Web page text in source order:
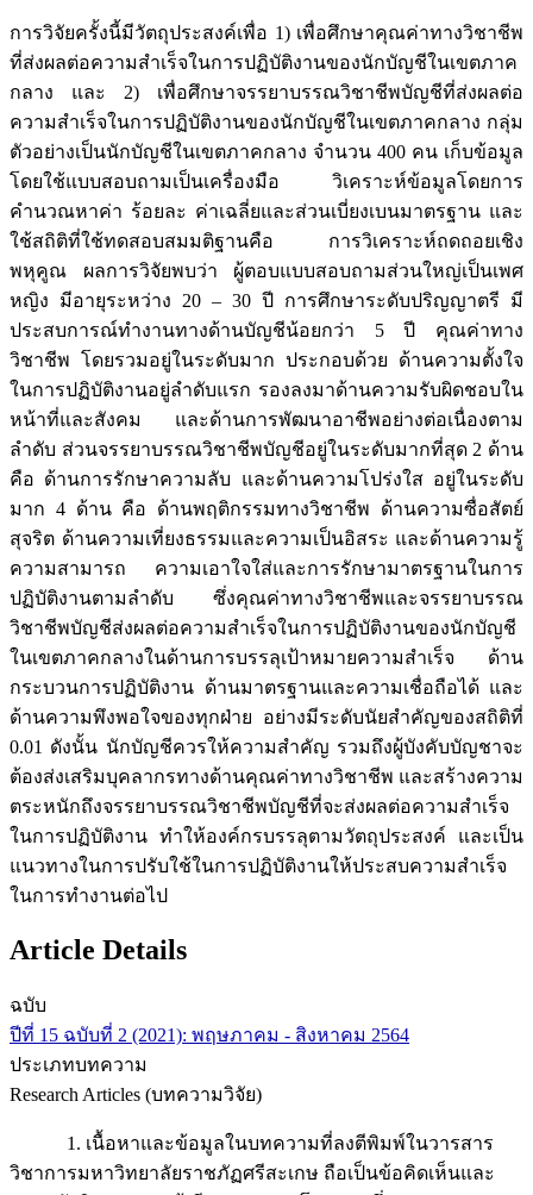
การวิจัยครั้งนี้มีวัตถุประสงค์เพื่อ 1) เพื่อศึกษาคุณค่าทางวิชาชีพ
ที่ส่งผลต่อความสำเร็จในการปฏิบัติงานของนักบัญชีในเขตภาค
กลาง และ 2) เพื่อศึกษาจรรยาบรรณวิชาชีพบัญชีที่ส่งผลต่อ
ความสำเร็จในการปฏิบัติงานของนักบัญชีในเขตภาคกลาง กลุ่ม
ตัวอย่างเป็นนักบัญชีในเขตภาคกลาง จำนวน 400 คน เก็บข้อมูล
โดยใช้แบบสอบถามเป็นเครื่องมือ วิเคราะห์ข้อมูลโดยการ
คำนวณหาค่า ร้อยละ ค่าเฉลี่ยและส่วนเบี่ยงเบนมาตรฐาน และ
ใช้สถิติที่ใช้ทดสอบสมมติฐานคือ การวิเคราะห์ถดถอยเชิง
พหุคูณ ผลการวิจัยพบว่า ผู้ตอบแบบสอบถามส่วนใหญ่เป็นเพศ
หญิง มีอายุระหว่าง 20 – 30 ปี การศึกษาระดับปริญญาตรี มี
ประสบการณ์ทำงานทางด้านบัญชีน้อยกว่า 5 ปี คุณค่าทาง
วิชาชีพ โดยรวมอยู่ในระดับมาก ประกอบด้วย ด้านความตั้งใจ
ในการปฏิบัติงานอยู่ลำดับแรก รองลงมาด้านความรับผิดชอบใน
หน้าที่และสังคม และด้านการพัฒนาอาชีพอย่างต่อเนื่องตาม
ลำดับ ส่วนจรรยาบรรณวิชาชีพบัญชีอยู่ในระดับมากที่สุด 2 ด้าน
คือ ด้านการรักษาความลับ และด้านความโปร่งใส อยู่ในระดับ
มาก 4 ด้าน คือ ด้านพฤติกรรมทางวิชาชีพ ด้านความซื่อสัตย์
สุจริต ด้านความเที่ยงธรรมและความเป็นอิสระ และด้านความรู้
ความสามารถ ความเอาใจใส่และการรักษามาตรฐานในการ
ปฏิบัติงานตามลำดับ ซึ่งคุณค่าทางวิชาชีพและจรรยาบรรณ
วิชาชีพบัญชีส่งผลต่อความสำเร็จในการปฏิบัติงานของนักบัญชี
ในเขตภาคกลางในด้านการบรรลุเป้าหมายความสำเร็จ ด้าน
กระบวนการปฏิบัติงาน ด้านมาตรฐานและความเชื่อถือได้ และ
ด้านความพึงพอใจของทุกฝ่าย อย่างมีระดับนัยสำคัญของสถิติที่
0.01 ดังนั้น นักบัญชีควรให้ความสำคัญ รวมถึงผู้บังคับบัญชาจะ
ต้องส่งเสริมบุคลากรทางด้านคุณค่าทางวิชาชีพ และสร้างความ
ตระหนักถึงจรรยาบรรณวิชาชีพบัญชีที่จะส่งผลต่อความสำเร็จ
ในการปฏิบัติงาน ทำให้องค์กรบรรลุตามวัตถุประสงค์ และเป็น
แนวทางในการปรับใช้ในการปฏิบัติงานให้ประสบความสำเร็จ
ในการทำงานต่อไป
Article Details
ฉบับ
ปีที่ 15 ฉบับที่ 2 (2021): พฤษภาคม - สิงหาคม 2564
ประเภทบทความ
Research Articles (บทความวิจัย)
1. เนื้อหาและข้อมูลในบทความที่ลงตีพิมพ์ในวารสาร
วิชาการมหาวิทยาลัยราชภัฏศรีสะเกษ ถือเป็นข้อคิดเห็นและ